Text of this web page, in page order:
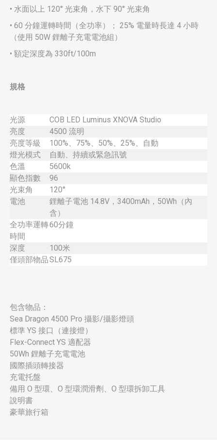
• 水面以上 120° 光束角，水下 90° 光束角
• 60 分鐘運轉時間（全功率）； 25% 電量時長達 4 小時
（使用 50W 鋰離子充電電池組）
• 額定深度為 330ft/100m
規格
光源
COB LED Luminus XNOVA Studio
亮度
4500 流明
亮度等級
100%、75%、50%、25%、自動
燈光模式
自動、持續或緊急訊號
色溫
5600k
顯色指數
96
光束角
120°
電池
鋰離子電池 14.8V，3400mAh，50Wh（內
含）
全功率運轉
時間
60分鐘
深度
100米
僅頭部物品SL675
包含物品：
Sea Dragon 4500 Pro 攝影/攝影燈頭
標準 YS 接口（連接燈）
Flex-Connect YS 適配器
50Wh 鋰離子充電電池
國際插頭轉接器
充電托盤
備用 O 型環、O 型環潤滑劑、O 型環拆卸工具
說明書
豪華旅行箱